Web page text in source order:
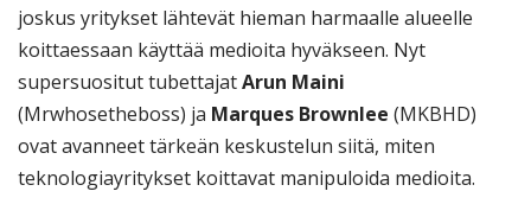
joskus yritykset lähtevät hieman harmaalle alueelle
koittaessaan käyttää medioita hyväkseen. Nyt
supersuositut tubettajatArun Maini
(Mrwhosetheboss) ja Marques Brownlee (MKBHD)
ovat avanneet tärkeän keskustelun siitä, miten
teknologiayritykset koittavat manipuloida medioita.